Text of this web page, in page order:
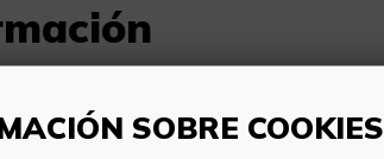
de los clientes
SOBRE COOKIES